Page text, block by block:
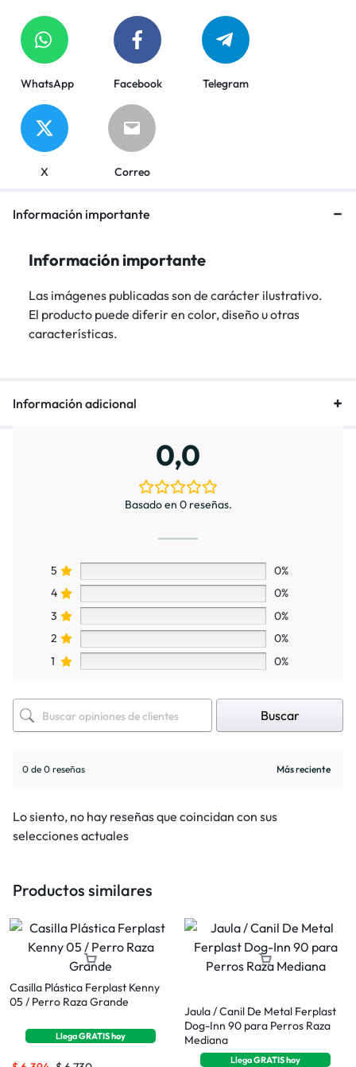
WhatsApp Facebook Telegram
X Correo
Información importante
Información importante
Las imágenes publicadas son de carácter ilustrativo.
El producto puede diferir en color, diseño u otras
características.
Información adicional
0,0
Basado en 0 reseñas.
5
0%
4
0%
3
0%
2
0%
1
0%
Buscar
0 de 0 reseñas
Lo siento, no hay reseñas que coincidan con sus
selecciones actuales
Productos similares
Casilla Plástica Ferplast Kenny
05 / Perro Raza Grande
LlegaGRATIShoy
Jaula / Canil De Metal Ferplast
Dog-Inn 90 para Perros Raza
Mediana
LlegaGRATIShoy